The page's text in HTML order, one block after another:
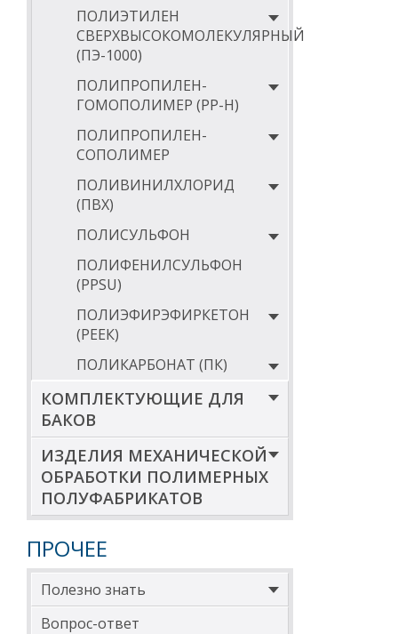
ПОЛИЭТИЛЕН
СВЕРХВЫСОКОМОЛЕКУЛЯРНЫЙ
(ПЭ-1000)
ПОЛИПРОПИЛЕН-
ГОМОПОЛИМЕР (PP-Н)
ПОЛИПРОПИЛЕН-
СОПОЛИМЕР
ПОЛИВИНИЛХЛОРИД
(ПВХ)
ПОЛИСУЛЬФОН
ПОЛИФЕНИЛСУЛЬФОН
(PPSU)
ПОЛИЭФИРЭФИРКЕТОН
(РЕЕК)
ПОЛИКАРБОНАТ (ПК)
КОМПЛЕКТУЮЩИЕ ДЛЯ
БАКОВ
ИЗДЕЛИЯ МЕХАНИЧЕСКОЙ
ОБРАБОТКИ ПОЛИМЕРНЫХ
ПОЛУФАБРИКАТОВ
ПРОЧЕЕ
Полезно знать
Вопрос-ответ